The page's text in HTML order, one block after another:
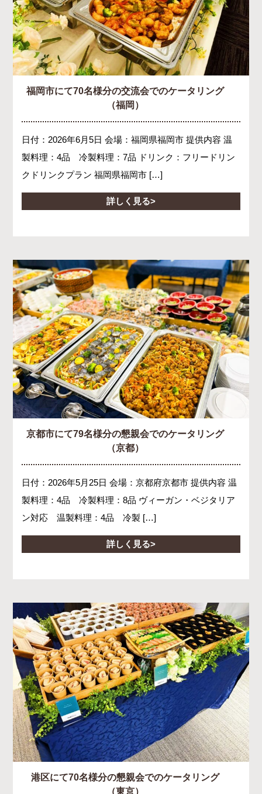
福岡市にて70名様分の交流会でのケータリング
（福岡）
日付：2026年6月5日 会場：福岡県福岡市 提供内容 温
製料理：4品 冷製料理：7品 ドリンク：フリードリン
クドリンクプラン 福岡県福岡市 […]
詳しく見る
京都市にて79名様分の懇親会でのケータリング
（京都）
日付：2026年5月25日 会場：京都府京都市 提供内容 温
製料理：4品 冷製料理：8品 ヴィーガン・ベジタリア
ン対応 温製料理：4品 冷製 […]
詳しく見る
港区にて70名様分の懇親会でのケータリング
（東京）